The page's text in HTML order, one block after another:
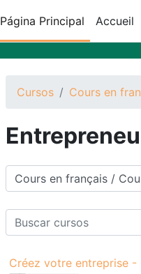
Página Principal
Accueil
Cursos Cours en
Categorías
Buscar cursos
Créez votre entreprise -